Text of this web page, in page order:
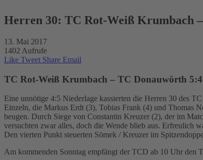
Herren 30: TC Rot-Weiß Krumbach
13. Mai 2017
1402 Aufrufe
Like Tweet Share Email
TC Rot-Weiß Krumbach – TC Donauwörth 5:4
Eine unnötige 4:5 Niederlage kassierten die Herren 30 des
Einzeln, die Markus Erdt (3), Tobias Frank (4) und Thomas
beugen. Durch Siege von Constantin Kreuzer (2), der im
versuchten zwar alles, doch die Wende blieb aus. Erfreulich
Den vierten Punkt steuerten Sömek / Kreuzer im
Am kommenden Sonntag empfängt der TCD ab 10 Uhr den